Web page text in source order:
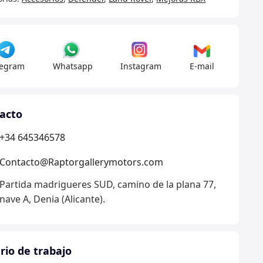
Whatsapp Instagram E-mail
+34 645346578
Contacto@Raptorgallerymotors.com
Partida madrigueres SUD, camino de la plana 77,
nave A, Denia (Alicante).
de trabajo